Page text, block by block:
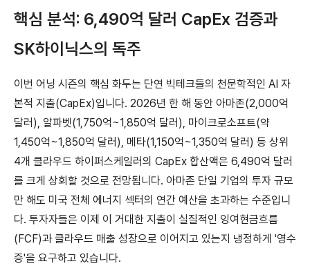
핵심 분석: 6,490억 달러 CapEx 검증과
SK하이닉스의 독주
이번 어닝 시즌의 핵심 화두는 단연 빅테크들의 천문학적인 AI 자
본적 지출(CapEx)입니다. 2026년 한 해 동안 아마존(2,000억
달러), 알파벳(1,750억~1,850억 달러), 마이크로소프트(약
1,450억~1,850억 달러), 메타(1,150억~1,350억 달러) 등 상위
4개 클라우드 하이퍼스케일러의 CapEx 합산액은 6,490억 달러
를 크게 상회할 것으로 전망됩니다. 아마존 단일 기업의 투자 규모
만 해도 미국 전체 에너지 섹터의 연간 예산을 초과하는 수준입니
다. 투자자들은 이제 이 거대한 지출이 실질적인 잉여현금흐름
(FCF)과 클라우드 매출 성장으로 이어지고 있는지 냉정하게 '영수
증'을 요구하고 있습니다.